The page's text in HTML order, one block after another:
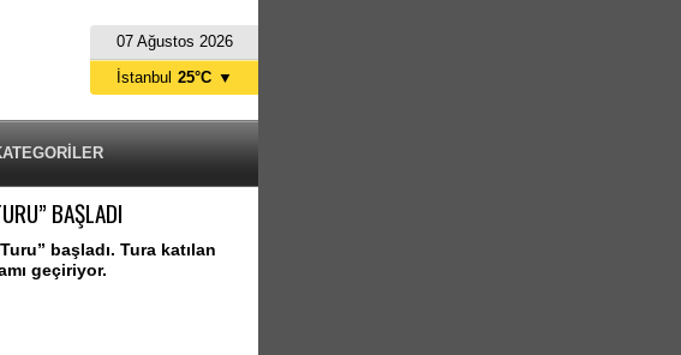
07 Ağustos 2026
İstanbul 25°C ▼
BAŞLADI
başladı. Tura katılan
geçiriyor.